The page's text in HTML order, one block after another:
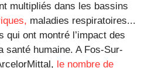
multipliés dans les bassins
maladies respiratoires...
qui ont montré l’impact des
santé humaine. A Fos-Sur-
le nombre de